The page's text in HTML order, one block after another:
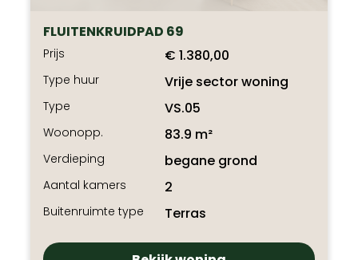
FLUITENKRUIDPAD 69
Prijs € 1.380,00
Type huur Vrije sector woning
Type VS.05
Woonopp. 83.9 m²
Verdieping begane grond
Aantal kamers 2
Buitenruimte type Terras